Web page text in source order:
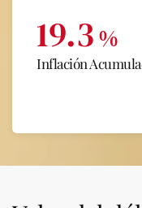
19.3%
Inflación